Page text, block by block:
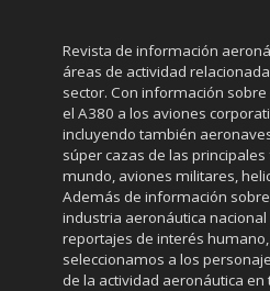
Revista de información
áreas de actividad
sector. Con información
el A380 a los aviones
incluyendo también
súper cazas de las
mundo, aviones militares,
Además de información
industria aeronáutica
reportajes de interés
seleccionamos a los
de la actividad aeronáutica